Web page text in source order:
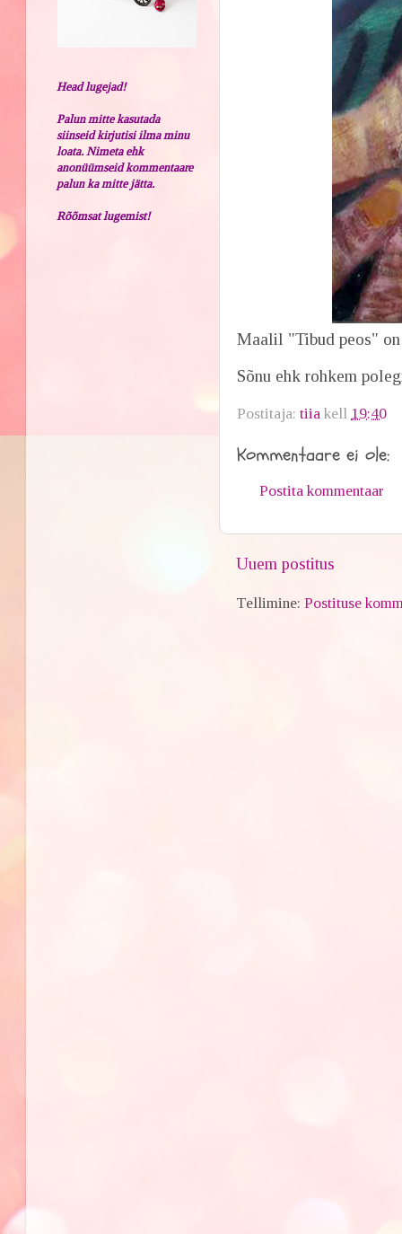
Maalil "Tibud peos"
Sõnu ehk rohkem
Postitaja:tiia kell 19:40
Kommentaare ei ole:
Postita kommentaar
Uuem postitus
Tellimine:Postituse
Head lugejad!
Palun mitte kasutada
siinseid kirjutisi ilma minu
loata. Nimeta ehk
anonüümseid kommentaare
palun ka mitte jätta.
Rõõmsat lugemist!